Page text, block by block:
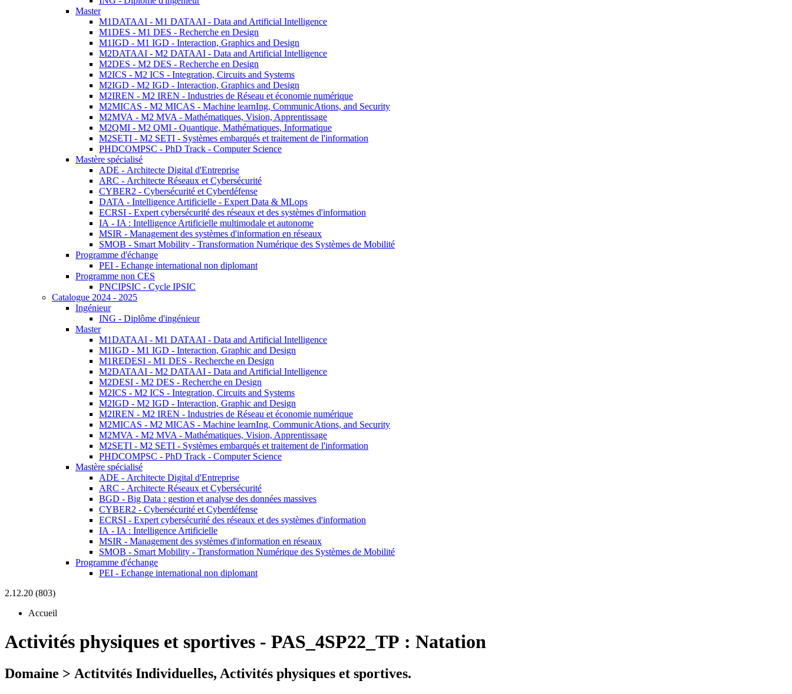
Master
M1DATAAI - M1 DATAAI - Data and Artificial Intelligence
M1DES - M1 DES - Recherche en Design
M1IGD - M1 IGD - Interaction, Graphics and Design
M2DATAAI - M2 DATAAI - Data and Artificial Intelligence
M2DES - M2 DES - Recherche en Design
M2ICS - M2 ICS - Integration, Circuits and Systems
M2IGD - M2 IGD - Interaction, Graphics and Design
M2IREN - M2 IREN - Industries de Réseau et économie numérique
M2MICAS - M2 MICAS - Machine learnIng, CommunicAtions, and Security
M2MVA - M2 MVA - Mathématiques, Vision, Apprentissage
M2QMI - M2 QMI - Quantique, Mathématiques, Informatique
M2SETI - M2 SETI - Systèmes embarqués et traitement de l'information
PHDCOMPSC - PhD Track - Computer Science
Mastère spécialisé
ADE - Architecte Digital d'Entreprise
ARC - Architecte Réseaux et Cybersécurité
CYBER2 - Cybersécurité et Cyberdéfense
DATA - Intelligence Artificielle - Expert Data & MLops
ECRSI - Expert cybersécurité des réseaux et des systèmes d'information
IA - IA : Intelligence Artificielle multimodale et autonome
MSIR - Management des systèmes d'information en réseaux
SMOB - Smart Mobility - Transformation Numérique des Systèmes de Mobilité
Programme d'échange
PEI - Echange international non diplomant
Programme non CES
PNCIPSIC - Cycle IPSIC
Catalogue 2024 - 2025
Ingénieur
ING - Diplôme d'ingénieur
Master
M1DATAAI - M1 DATAAI - Data and Artificial Intelligence
M1IGD - M1 IGD - Interaction, Graphic and Design
M1REDESI - M1 DES - Recherche en Design
M2DATAAI - M2 DATAAI - Data and Artificial Intelligence
M2DESI - M2 DES - Recherche en Design
M2ICS - M2 ICS - Integration, Circuits and Systems
M2IGD - M2 IGD - Interaction, Graphic and Design
M2IREN - M2 IREN - Industries de Réseau et économie numérique
M2MICAS - M2 MICAS - Machine learnIng, CommunicAtions, and Security
M2MVA - M2 MVA - Mathématiques, Vision, Apprentissage
M2SETI - M2 SETI - Systèmes embarqués et traitement de l'information
PHDCOMPSC - PhD Track - Computer Science
Mastère spécialisé
ADE - Architecte Digital d'Entreprise
ARC - Architecte Réseaux et Cybersécurité
BGD - Big Data : gestion et analyse des données massives
CYBER2 - Cybersécurité et Cyberdéfense
ECRSI - Expert cybersécurité des réseaux et des systèmes d'information
IA - IA : Intelligence Artificielle
MSIR - Management des systèmes d'information en réseaux
SMOB - Smart Mobility - Transformation Numérique des Systèmes de Mobilité
Programme d'échange
PEI - Echange international non diplomant
2.12.20 (803)
Accueil
Activités physiques et sportives - PAS_4SP22_TP : Natation
Domaine > Actitvités Individuelles, Activités physiques et sportives.